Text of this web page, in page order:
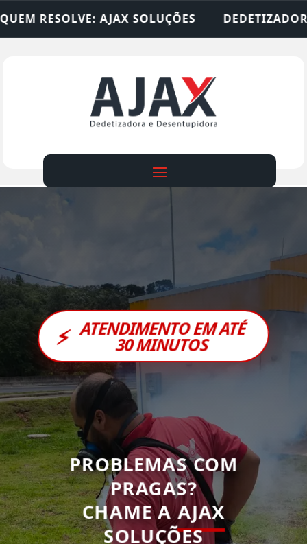
DEDETIZADORA • DESENTUPIDORA
⚡ ATENDIMENTO EM ATÉ
30 MINUTOS
PROBLEMAS COM
PRAGAS?
CHAME AAJAX
SOLUÇÕES